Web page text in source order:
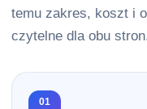
temu zakres, koszt i
czytelne dla obu
01